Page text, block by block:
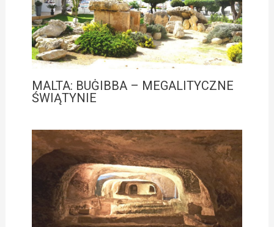
MALTA: BUĠIBBA – MEGALITYCZNE
ŚWIĄTYNIE